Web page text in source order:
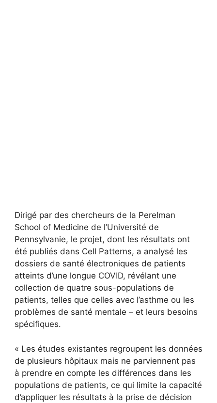
Dirigé par des chercheurs de la Perelman
School of Medicine de l’Université de
Pennsylvanie, le projet, dont les résultats ont
été publiés dans Cell Patterns, a analysé les
dossiers de santé électroniques de patients
atteints d’une longue COVID, révélant une
collection de quatre sous-populations de
patients, telles que celles avec l’asthme ou les
problèmes de santé mentale – et leurs besoins
spécifiques.
« Les études existantes regroupent les données
de plusieurs hôpitaux mais ne parviennent pas
à prendre en compte les différences dans les
populations de patients, ce qui limite la capacité
d’appliquer les résultats à la prise de décision